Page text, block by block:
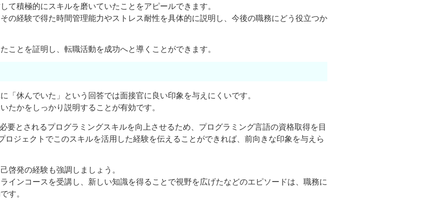
て積極的にスキルを磨いていたことをアピールできます。
の経験で得た時間管理能力やストレス耐性を具体的に説明し、今後の職務にどう役立つか
ことを証明し、転職活動を成功へと導くことができます。
「休んでいた」という回答では面接官に良い印象を与えにくいです。
たかをしっかり説明することが有効です。
要とされるプログラミングスキルを向上させるため、プログラミング言語の資格取得を目
ジェクトでこのスキルを活用した経験を伝えることができれば、前向きな印象を与えら
啓発の経験も強調しましょう。
インコースを受講し、新しい知識を得ることで視野を広げたなどのエピソードは、職務に
す。